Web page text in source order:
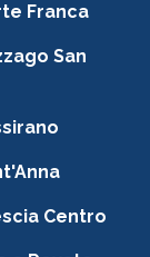
Franca
San
Centro